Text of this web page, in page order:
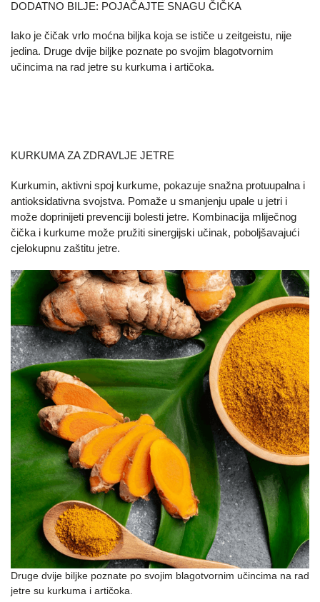
DODATNO BILJE: POJAČAJTE SNAGU ČIČKA
Iako je čičak vrlo moćna biljka koja se ističe u zeitgeistu, nije
jedina. Druge dvije biljke poznate po svojim blagotvornim
učincima na rad jetre su kurkuma i artičoka.
KURKUMA ZA ZDRAVLJE JETRE
Kurkumin, aktivni spoj kurkume, pokazuje snažna protuupalna i
antioksidativna svojstva. Pomaže u smanjenju upale u jetri i
može doprinijeti prevenciji bolesti jetre. Kombinacija mliječnog
čička i kurkume može pružiti sinergijski učinak, poboljšavajući
cjelokupnu zaštitu jetre.
Druge dvije biljke poznate po svojim blagotvornim učincima na rad
jetre su kurkuma i artičoka.